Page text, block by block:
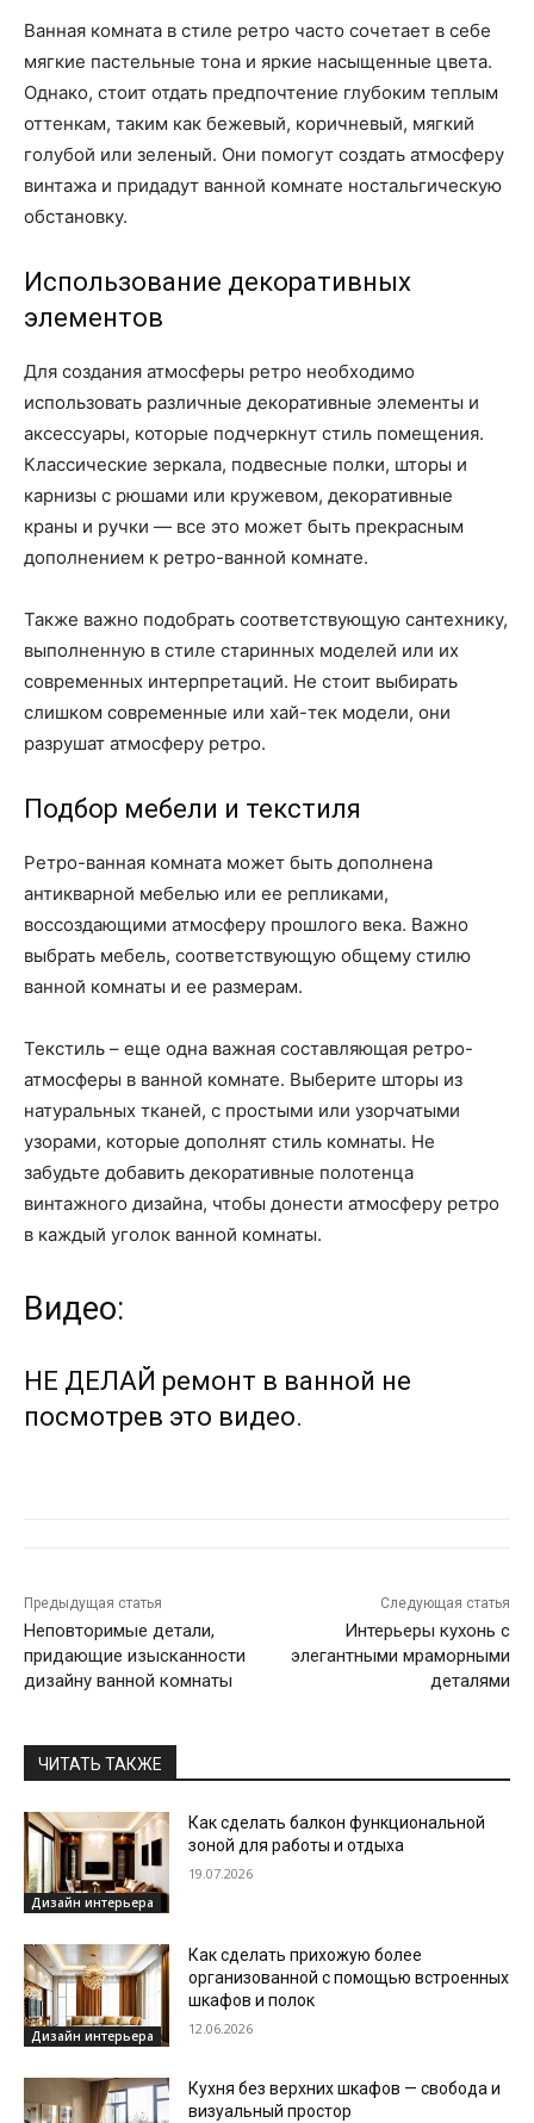
Ванная комната в стиле ретро часто сочетает в себе
мягкие пастельные тона и яркие насыщенные цвета.
Однако, стоит отдать предпочтение глубоким теплым
оттенкам, таким как бежевый, коричневый, мягкий
голубой или зеленый. Они помогут создать атмосферу
винтажа и придадут ванной комнате ностальгическую
обстановку.
Использование декоративных
элементов
Для создания атмосферы ретро необходимо
использовать различные декоративные элементы и
аксессуары, которые подчеркнут стиль помещения.
Классические зеркала, подвесные полки, шторы и
карнизы с рюшами или кружевом, декоративные
краны и ручки — все это может быть прекрасным
дополнением к ретро-ванной комнате.
Также важно подобрать соответствующую сантехнику,
выполненную в стиле старинных моделей или их
современных интерпретаций. Не стоит выбирать
слишком современные или хай-тек модели, они
разрушат атмосферу ретро.
Подбор мебели и текстиля
Ретро-ванная комната может быть дополнена
антикварной мебелью или ее репликами,
воссоздающими атмосферу прошлого века. Важно
выбрать мебель, соответствующую общему стилю
ванной комнаты и ее размерам.
Текстиль – еще одна важная составляющая ретро-
атмосферы в ванной комнате. Выберите шторы из
натуральных тканей, с простыми или узорчатыми
узорами, которые дополнят стиль комнаты. Не
забудьте добавить декоративные полотенца
винтажного дизайна, чтобы донести атмосферу ретро
в каждый уголок ванной комнаты.
Видео:
НЕ ДЕЛАЙ ремонт в ванной не
посмотрев это видео.
Предыдущая статья
Неповторимые детали,
придающие изысканности
дизайну ванной комнаты
Следующая статья
Интерьеры кухонь с
элегантными мраморными
деталями
ЧИТАТЬ ТАКЖЕ
Дизайн интерьера
Как сделать балкон функциональной
зоной для работы и отдыха
19.07.2026
Дизайн интерьера
Как сделать прихожую более
организованной с помощью встроенных
шкафов и полок
12.06.2026
Кухня без верхних шкафов — свобода и
визуальный простор